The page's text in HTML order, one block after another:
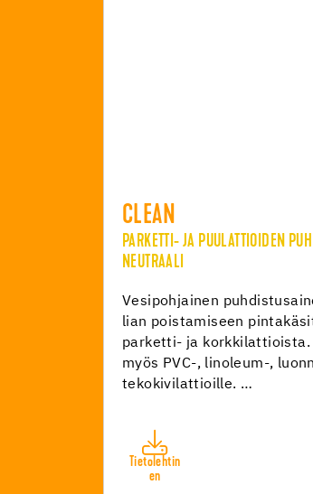
CLEAN
PARKETTI- JA PUULATTIOIDEN
NEUTRAALI
Vesipohjainen
lian poistamiseen
parketti- ja korkkilattioista.
myös PVC-, linoleum-,
tekokivilattioille. …
Tietolehtin
en